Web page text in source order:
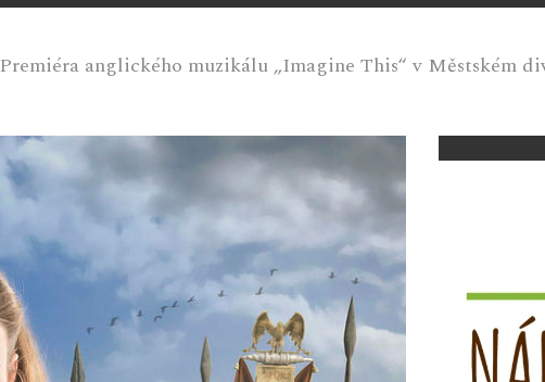
Premiéra anglického muzikálu „Imagine This“ v Městském